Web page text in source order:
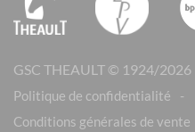
GSC THEAULT © 1924/2026
Politique de confidentialité
Conditions générales de vente